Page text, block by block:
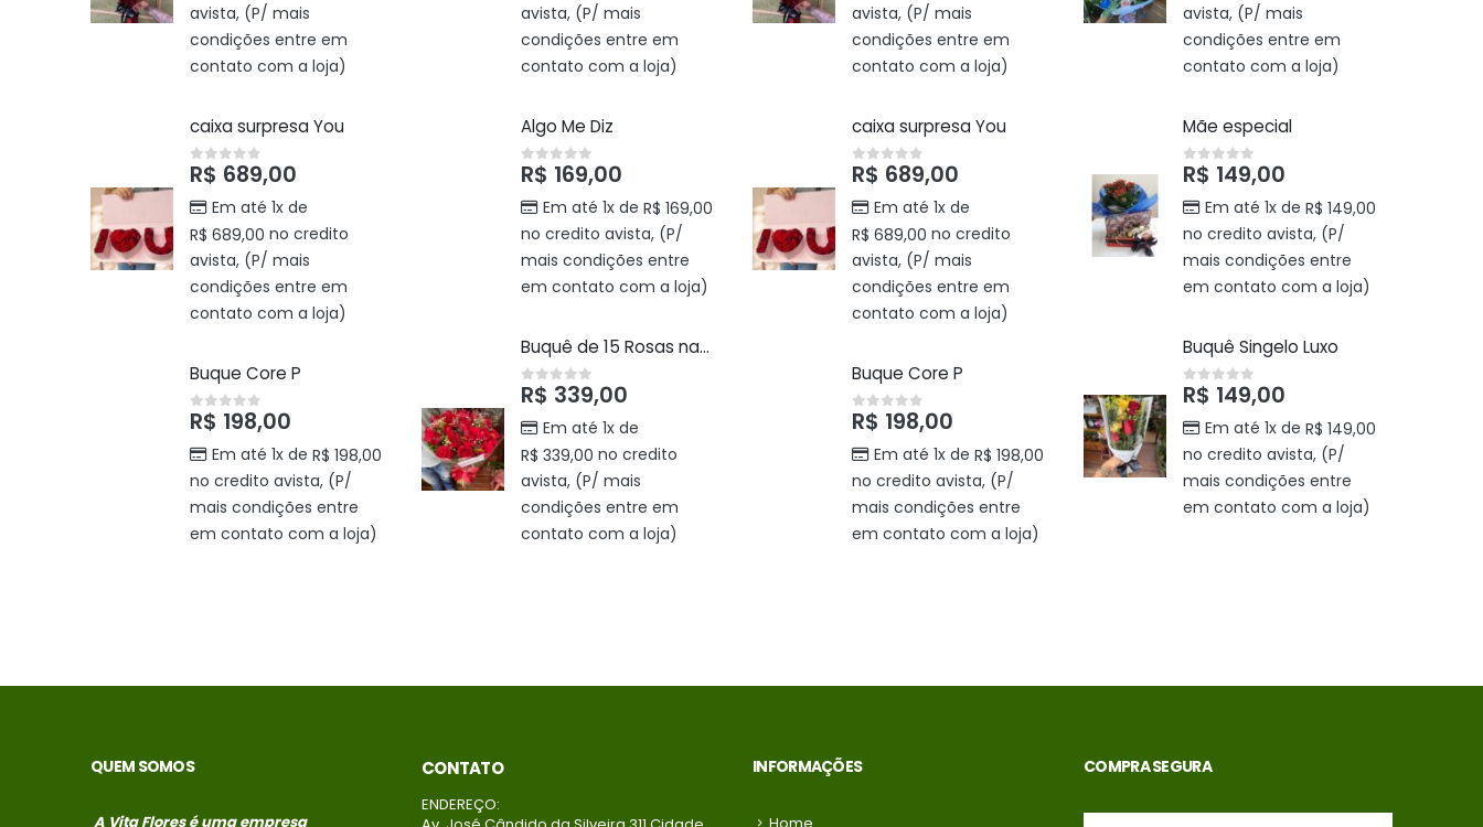
avista, (P/ mais
condições entre em
contato com a loja)
caixa surpresa You
0out of 5
R$ 689,00
Em até 1x de
R$ 689,00 no credito
avista, (P/ mais
condições entre em
contato com a loja)
Buque Core P
0out of 5
R$ 198,00
Em até 1x de R$ 198,00
no credito avista, (P/
mais condições entre
em contato com a loja)
avista, (P/ mais
condições entre em
contato com a loja)
Algo Me Diz
0out of 5
R$ 169,00
Em até 1x de R$ 169,00
no credito avista, (P/
mais condições entre
em contato com a loja)
Buquê de 15 Rosas nacional
0out of 5
R$ 339,00
Em até 1x de
R$ 339,00 no credito
avista, (P/ mais
condições entre em
contato com a loja)
avista, (P/ mais
condições entre em
contato com a loja)
caixa surpresa You
0out of 5
R$ 689,00
Em até 1x de
R$ 689,00 no credito
avista, (P/ mais
condições entre em
contato com a loja)
Buque Core P
0out of 5
R$ 198,00
Em até 1x de R$ 198,00
no credito avista, (P/
mais condições entre
em contato com a loja)
avista, (P/ mais
condições entre em
contato com a loja)
Mãe especial
0out of 5
R$ 149,00
Em até 1x de R$ 149,00
no credito avista, (P/
mais condições entre
em contato com a loja)
Buquê Singelo Luxo
0out of 5
R$ 149,00
Em até 1x de R$ 149,00
no credito avista, (P/
mais condições entre
em contato com a loja)
QUEM SOMOS
A Vita Flores é uma empresa
CONTATO
ENDEREÇO:
INFORMAÇÕES COMPRA SEGURA